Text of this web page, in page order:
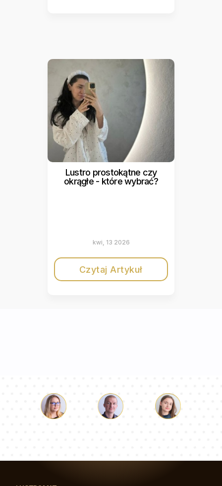
Lustro prostokątne czy
okrągłe - które wybrać?
kwi, 13 2026
Czytaj Artykuł